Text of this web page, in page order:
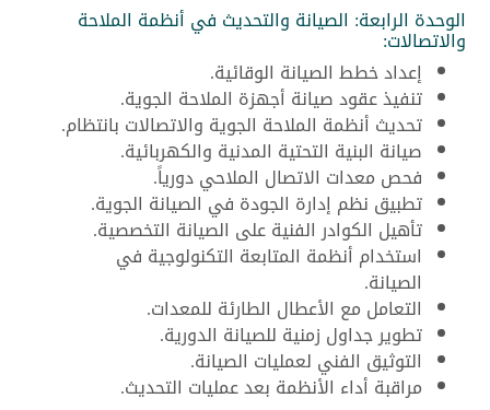
الوحدة الرابعة: الصيانة والتحديث في أنظمة الملاحة
والاتصالات:
إعداد خطط الصيانة الوقائية.
تنفيذ عقود صيانة أجهزة الملاحة الجوية.
تحديث أنظمة الملاحة الجوية والاتصالات بانتظام.
صيانة البنية التحتية المدنية والكهربائية.
فحص معدات الاتصال الملاحي دورياً.
تطبيق نظم إدارة الجودة في الصيانة الجوية.
تأهيل الكوادر الفنية على الصيانة التخصصية.
استخدام أنظمة المتابعة التكنولوجية في
الصيانة.
التعامل مع الأعطال الطارئة للمعدات.
تطوير جداول زمنية للصيانة الدورية.
التوثيق الفني لعمليات الصيانة.
مراقبة أداء الأنظمة بعد عمليات التحديث.